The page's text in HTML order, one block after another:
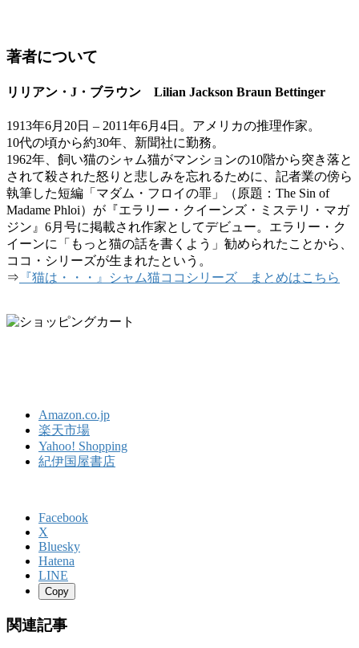
著者について
リリアン・J・ブラウン Lilian Jackson Braun Bettinger
1913年6月20日 – 2011年6月4日。アメリカの推理作家。
10代の頃から約30年、新聞社に勤務。
1962年、飼い猫のシャム猫がマンションの10階から突き落と
されて殺された怒りと悲しみを忘れるために、記者業の傍ら
執筆した短編「マダム・フロイの罪」（原題：The Sin of
Madame Phloi）が『エラリー・クイーンズ・ミステリ・マガ
ジン』6月号に掲載され作家としてデビュー。エラリー・ク
イーンに「もっと猫の話を書くよう」勧められたことから、
ココ・シリーズが生まれたという。
⇒ 『猫は・・・』シャム猫ココシリーズ まとめはこちら
Amazon.co.jp
楽天市場
Yahoo! Shopping
紀伊国屋書店
Facebook
X
Bluesky
Hatena
LINE
Copy
関連記事